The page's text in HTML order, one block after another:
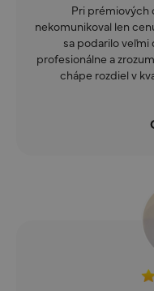
Pri prémiových
nekomunikoval len
sa podarilo veľmi
profesionálne a
chápe rozdiel v